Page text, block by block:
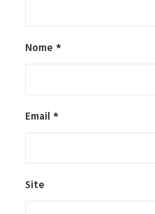
Nome *
Email *
Site